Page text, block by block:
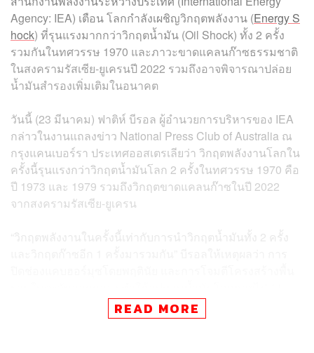
Agency: IEA) เตือน​ โลกกำลังเผชิญวิกฤตพลังงาน (Energy S
hock) ที่รุนแรงมากกว่าวิกฤตน้ำมัน (Oil Shock) ทั้ง 2 ครั้ง
รวมกันในทศวรรษ 1970 และภาวะขาดแคลนก๊าซธรรมชาติ
ในสงครามรัสเซีย-ยูเครนปี 2022 รวมถึงอาจพิจารณาปล่อย
น้ำมันสำรองเพิ่มเติมในอนาคต
วันนี้ (23 มีนาคม) ฟาติห์ บีรอล ผู้อำนวยการบริหารของ IEA
กล่าวในงานแถลงข่าว National Press Club of Australia ณ
กรุงแคนเบอร์รา ประเทศออสเตรเลียว่า วิกฤตพลังงานโลกใน
ครั้งนี้รุนแรงกว่าวิกฤตน้ำมันโลก 2 ครั้งในทศวรรษ 1970 คือ
ปี 1973 และ 1979 รวมถึงวิกฤตขาดแคลนก๊าซในปี 2022
จากสงครามรัสเซีย-ยูเครน
“วิกฤตพลังงานในครั้งนี้เท่ากับการนำวิกฤตน้ำมันทั้ง 2 ครั้ง
ล้านบาร์เรลต่อวัน ซึ่งมากกว่าปริมาณน้ำมันที่หายไปใน
ทศวรรษ 1970 เกือบ 2 เท่า
READ MORE